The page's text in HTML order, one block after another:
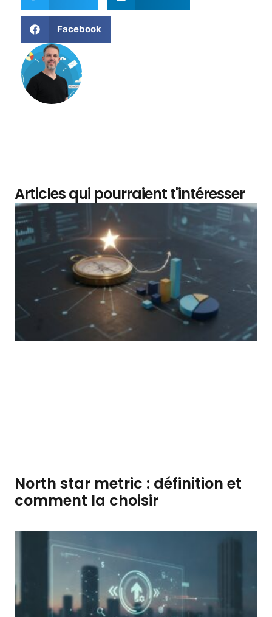
Facebook
Articles qui pourraient t'intéresser
North star metric : définition et
comment la choisir